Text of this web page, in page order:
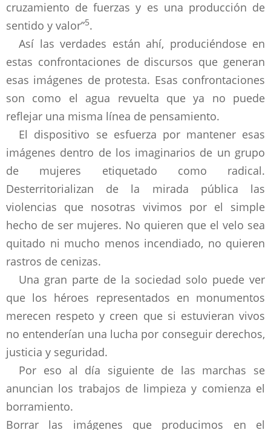
cruzamiento de fuerzas y es una producción de
sentido y valor”5.
Así las verdades están ahí, produciéndose en
estas confrontaciones de discursos que generan
esas imágenes de protesta. Esas confrontaciones
son como el agua revuelta que ya no puede
reflejar una misma línea de pensamiento.
El dispositivo se esfuerza por mantener esas
imágenes dentro de los imaginarios de un grupo
de mujeres etiquetado como radical.
Desterritorializan de la mirada pública las
violencias que nosotras vivimos por el simple
hecho de ser mujeres. No quieren que el velo sea
quitado ni mucho menos incendiado, no quieren
rastros de cenizas.
Una gran parte de la sociedad solo puede ver
que los héroes representados en monumentos
merecen respeto y creen que si estuvieran vivos
no entenderían una lucha por conseguir derechos,
justicia y seguridad.
Por eso al día siguiente de las marchas se
anuncian los trabajos de limpieza y comienza el
borramiento.
Borrar las imágenes que producimos en el